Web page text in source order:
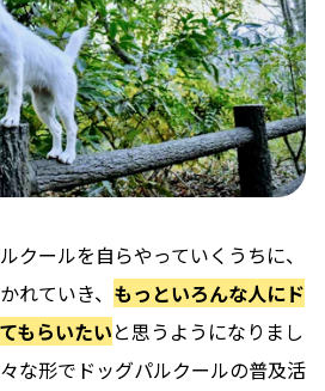
クールを自らやっていくうちに、
れていき、 もっといろんな人にド
もらいたいと思うようになりまし
な形でドッグパルクールの普及活